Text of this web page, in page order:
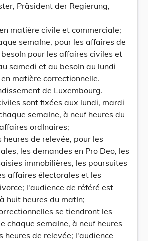
Präsident der Regierung,
matière civile et commerciale;
semaIne, pour les affaires de
pour les affaires civiles et
samedi et au besoIn au lundi
matière correctionnelle.
de Luxembourg. —
sont fixées aux lundi, mardi
semaIne, à neuf heures du
ordInaires;
de relevée, pour les
les demandes en Pro Deo, les
immobilières, les poursuites
affaires électorales et les
l'audience de référé est
huit heures du matIn;
se tiendront les
chaque semaIne, à neuf heures
heures de relevée; l'audience